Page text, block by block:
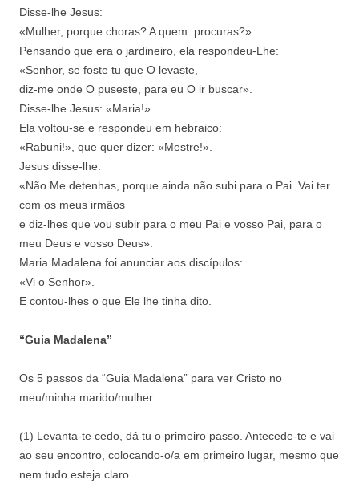
Disse-lhe Jesus:
«Mulher, porque choras? A quem procuras?».
Pensando que era o jardineiro, ela respondeu-Lhe:
«Senhor, se foste tu que O levaste,
diz-me onde O puseste, para eu O ir buscar».
Disse-lhe Jesus: «Maria!».
Ela voltou-se e respondeu em hebraico:
«Rabuni!», que quer dizer: «Mestre!».
Jesus disse-lhe:
«Não Me detenhas, porque ainda não subi para o Pai. Vai ter
com os meus irmãos
e diz-lhes que vou subir para o meu Pai e vosso Pai, para o
meu Deus e vosso Deus».
Maria Madalena foi anunciar aos discípulos:
«Vi o Senhor».
E contou-lhes o que Ele lhe tinha dito.
“Guia Madalena”
Os 5 passos da “Guia Madalena” para ver Cristo no
meu/minha marido/mulher:
(1) Levanta-te cedo, dá tu o primeiro passo. Antecede-te e vai
ao seu encontro, colocando-o/a em primeiro lugar, mesmo que
nem tudo esteja claro.